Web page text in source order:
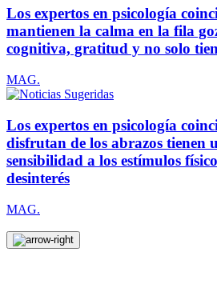
Los expertos en psicología
mantienen la calma en la fila
cognitiva, gratitud y no solo
MAG.
Los expertos en psicología
disfrutan de los abrazos tienen
sensibilidad a los estímulos
desinterés
MAG.